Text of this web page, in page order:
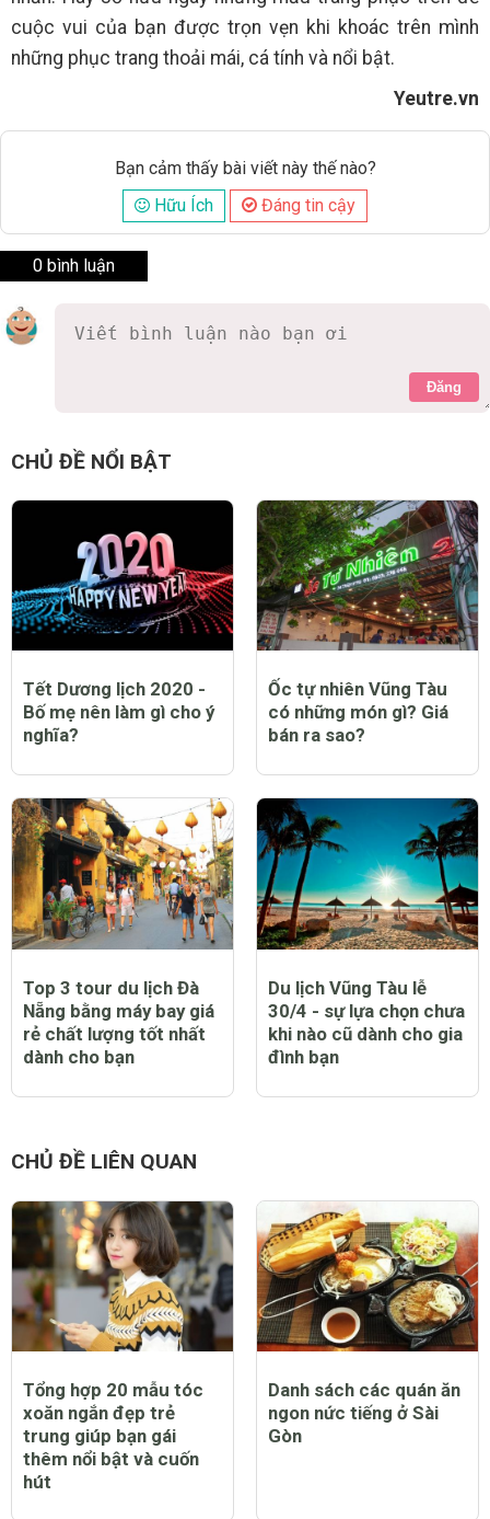
cuộc vui của bạn được trọn vẹn khi khoác trên mình
những phục trang thoải mái, cá tính và nổi bật.
Yeutre.vn
Bạn cảm thấy bài viết này thế nào?
Hữu Ích
Đáng tin cậy
0 bình luận
Đăng
CHỦ ĐỀ NỔI BẬT
Tết Dương lịch 2020 -
Bố mẹ nên làm gì cho ý
nghĩa?
Ốc tự nhiên Vũng Tàu
có những món gì? Giá
bán ra sao?
Top 3 tour du lịch Đà
Nẵng bằng máy bay giá
rẻ chất lượng tốt nhất
dành cho bạn
Du lịch Vũng Tàu lễ
30/4 - sự lựa chọn chưa
khi nào cũ dành cho gia
đình bạn
CHỦ ĐỀ LIÊN QUAN
Tổng hợp 20 mẫu tóc
xoăn ngắn đẹp trẻ
trung giúp bạn gái
thêm nổi bật và cuốn
hút
Danh sách các quán ăn
ngon nức tiếng ở Sài
Gòn